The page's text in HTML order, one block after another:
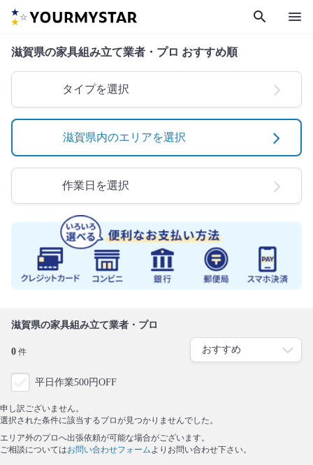
search menu
滋賀県の家具組み立て業者・プロ おすすめ順
タイプを選択
滋賀県内のエリアを選択
作業日を選択
滋賀県の家具組み立て業者・プロ
0 件
平日作業500円OFF
申し訳ございません。
選択された条件に該当するプロが見つかりませんでした。
エリア外のプロへ出張依頼が可能な場合がございます。
ご相談についてはお問い合わせフォーム よりお問い合わせ下さい。